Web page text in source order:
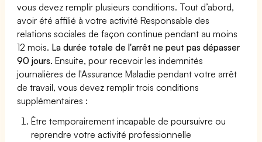
vous devez remplir plusieurs conditions. Tout d’abord,
avoir été affilié à votre activité Responsable des
relations sociales de façon continue pendant au moins
12 mois. La durée totale de l'arrêt ne peut pas dépasser
90 jours. Ensuite, pour recevoir les indemnités
journalières de l'Assurance Maladie pendant votre arrêt
de travail, vous devez remplir trois conditions
supplémentaires :
Être temporairement incapable de poursuivre ou
reprendre votre activité professionnelle